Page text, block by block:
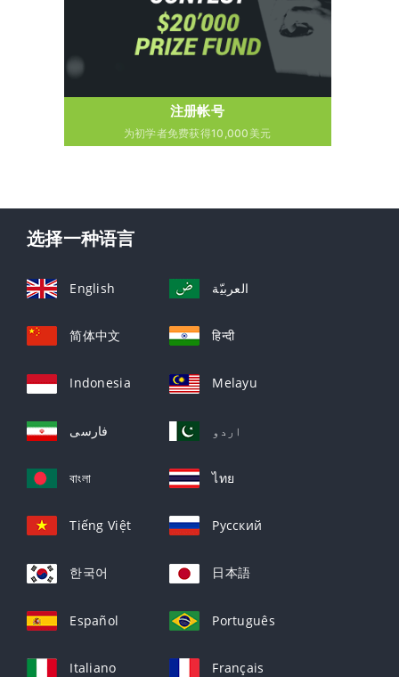
注册帐号
为初学者免费获得10,000美元
选择一种语言
English العربيّة
简体中文 हिन्दी
Indonesia Melayu
فارسی اردو
বাংলা ไทย
Tiếng Việt Русский
한국어 日本語
Español Português
Italiano Français